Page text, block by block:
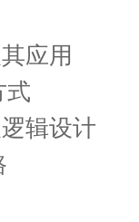
器实
器及
式
辑设计